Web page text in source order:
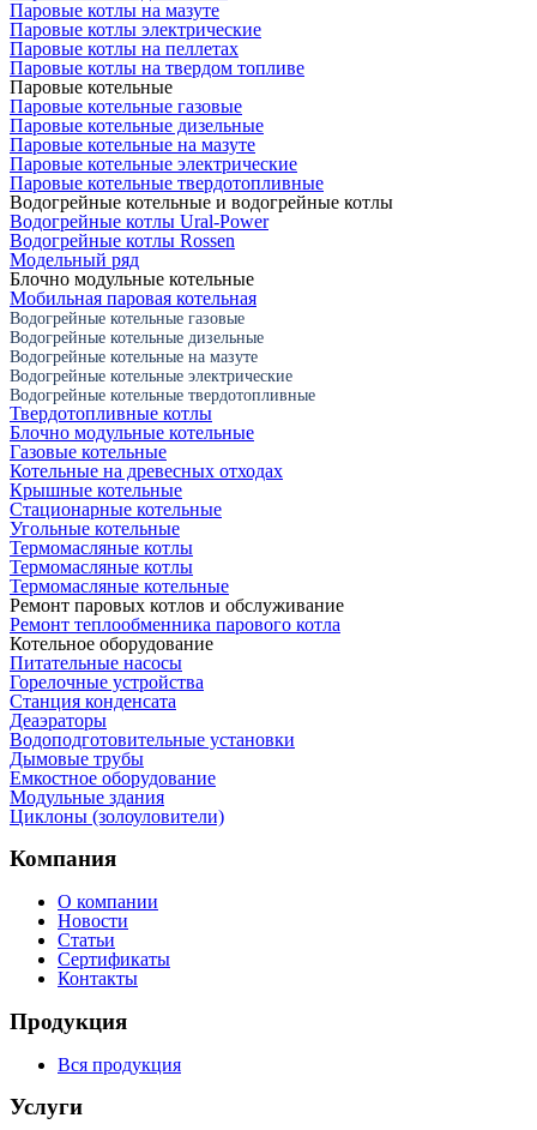
Паровые котлы на мазуте
Паровые котлы электрические
Паровые котлы на пеллетах
Паровые котлы на твердом топливе
Паровые котельные
Паровые котельные газовые
Паровые котельные дизельные
Паровые котельные на мазуте
Паровые котельные электрические
Паровые котельные твердотопливные
Водогрейные котельные и водогрейные котлы
Водогрейные котлы Ural-Power
Водогрейные котлы Rossen
Модельный ряд
Блочно модульные котельные
Мобильная паровая котельная
Водогрейные котельные газовые
Водогрейные котельные дизельные
Водогрейные котельные на мазуте
Водогрейные котельные электрические
Водогрейные котельные твердотопливные
Твердотопливные котлы
Блочно модульные котельные
Газовые котельные
Котельные на древесных отходах
Крышные котельные
Стационарные котельные
Угольные котельные
Термомасляные котлы
Термомасляные котлы
Термомасляные котельные
Ремонт паровых котлов и обслуживание
Ремонт теплообменника парового котла
Котельное оборудование
Питательные насосы
Горелочные устройства
Станция конденсата
Деаэраторы
Водоподготовительные установки
Дымовые трубы
Емкостное оборудование
Mодульные здания
Циклоны (золоуловители)
Компания
О компании
Новости
Статьи
Сертификаты
Контакты
Продукция
Вся продукция
Услуги